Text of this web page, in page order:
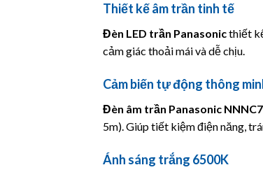
Thiết kế âm trần tinh tế
Đèn LED trần Panasonicthiết
cảm giác thoải mái và dễ chịu.
Cảm biến tự động thông
Đèn âm trần Panasonic
5m). Giúp tiết kiệm điện năng,
Ánh sáng trắng 6500K